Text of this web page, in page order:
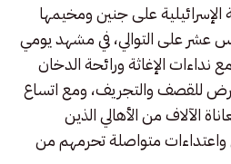
على جنين ومخيمها
عشر على التوالي، في مشهد يومي
الإغاثة ورائحة الدخان
للقصف والتجريف، ومع اتساع
الآلاف من الأهالي الذين
متواصلة تحرمهم من